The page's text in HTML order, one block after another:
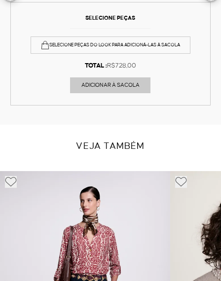
SELECIONE PEÇAS
SELECIONE PEÇAS DO LOOK PARA ADICIONÁ-LAS À SACOLA
TOTAL :R$728,00
ADICIONAR À SACOLA
VEJA TAMBÉM